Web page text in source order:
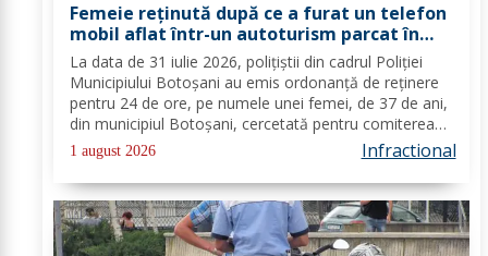
Femeie reținută după ce a furat un telefon
mobil aflat într-un autoturism parcat în
zona Pieței Centrale
La data de 31 iulie 2026, polițiștii din cadrul Poliției
Municipiului Botoșani au emis ordonanță de reținere
pentru 24 de ore, pe numele unei femei, de 37 de ani,
din municipiul Botoșani, cercetată pentru comiterea
infracțiunii de furt. În urma probatoriului administrat,
s-a stabilit faptul că, la...
1 august 2026 Infractional